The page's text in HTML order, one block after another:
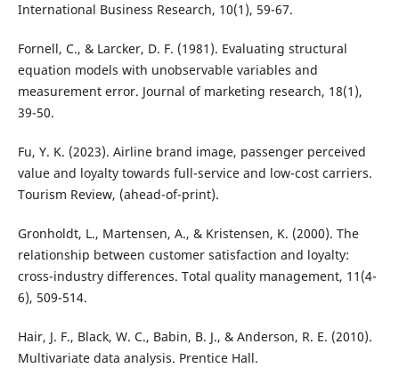
International Business Research, 10(1), 59-67.
Fornell, C., & Larcker, D. F. (1981). Evaluating structural
equation models with unobservable variables and
measurement error. Journal of marketing research, 18(1),
39-50.
Fu, Y. K. (2023). Airline brand image, passenger perceived
value and loyalty towards full-service and low-cost carriers.
Tourism Review, (ahead-of-print).
Gronholdt, L., Martensen, A., & Kristensen, K. (2000). The
relationship between customer satisfaction and loyalty:
cross-industry differences. Total quality management, 11(4-
6), 509-514.
Hair, J. F., Black, W. C., Babin, B. J., & Anderson, R. E. (2010).
Multivariate data analysis. Prentice Hall.